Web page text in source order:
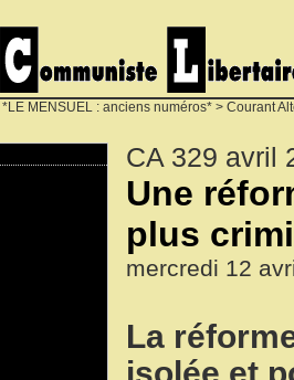
*LE MENSUEL : anciens numéros* > Courant
CA 329 avril
Une
plus
mercredi 12
La
isolée et